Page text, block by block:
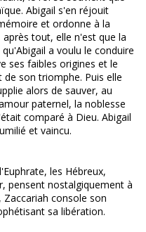
Abigail s'en réjouit
et ordonne à la
tout, elle n'est que la
a voulu le conduire
ses faibles origines et le
son triomphe. Puis elle
alors de sauver, au
paternel, la noblesse
comparé à Dieu. Abigail
et vaincu.
les Hébreux,
pensent nostalgiquement à
console son
sa libération.